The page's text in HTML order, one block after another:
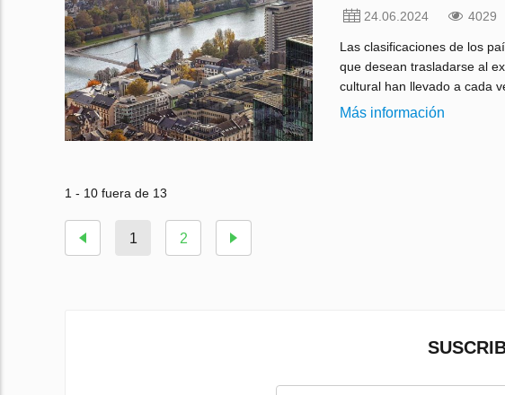
24.06.2024 4029
Las clasificaciones de los
que desean trasladarse al
cultural han llevado a cada
Más información
1 - 10 fuera de 13
1 2